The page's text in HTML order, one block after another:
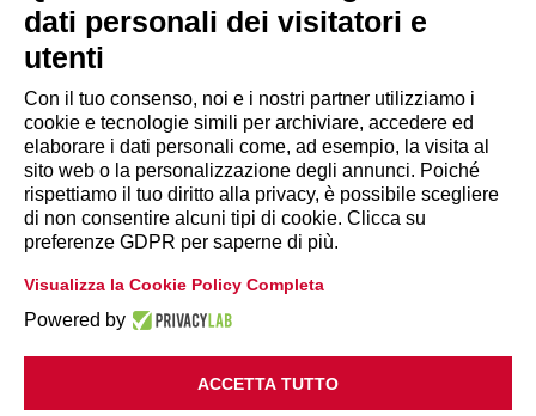
INFORMAZIONI
Disclaimer
Privacy Policy
Cookie Policy|Modifica preferenze
dati personali dei visitatori e
utenti
Con il tuo consenso, noi e i nostri partner utilizziamo i
cookie e tecnologie simili per archiviare, accedere ed
elaborare i dati personali come, ad esempio, la visita al
sito web o la personalizzazione degli annunci. Poiché
rispettiamo il tuo diritto alla privacy, è possibile scegliere
di non consentire alcuni tipi di cookie. Clicca su
preferenze GDPR per saperne di più.
Visualizza la Cookie Policy Completa
Powered by
ACCETTA TUTTO